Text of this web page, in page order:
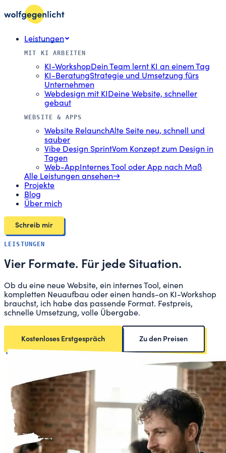
Leistungen
MIT KI ARBEITEN
KI-WorkshopDein Team lernt KI an einem Tag
KI-BeratungStrategie und Umsetzung fürs
Unternehmen
Webdesign mit KIDeine Website, schneller
gebaut
WEBSITE & APPS
Website RelaunchAlte Seite neu, schnell und
sauber
Vibe Design SprintVom Konzept zum Design in
Tagen
Web-AppInternes Tool oder App nach Maß
Alle Leistungen ansehen→
Projekte
Blog
Über mich
Schreib mir
LEISTUNGEN
Vier Formate. Für jede Situation.
Ob du eine neue Website, ein internes Tool, einen
kompletten Neuaufbau oder einen hands-on KI-Workshop
brauchst, ich habe das passende Format. Festpreis,
schnelle Umsetzung, volle Übergabe.
Kostenloses Erstgespräch Zu den Preisen